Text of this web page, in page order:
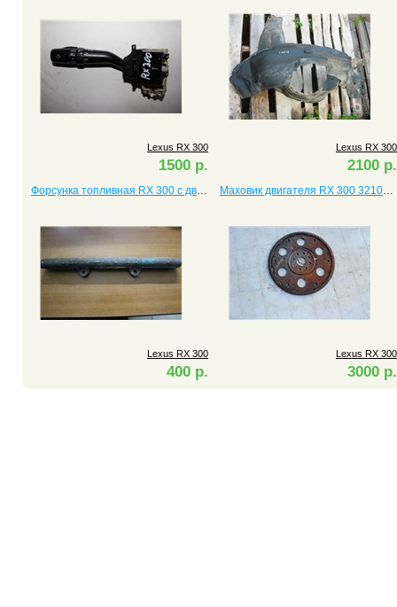
Lexus RX 300
1500 р.
Lexus RX 300
2100 р.
Форсунка топливная RX 300 с двигателем 3.0
Lexus RX 300
400 р.
Маховик двигателя RX 300 3210148010
Lexus RX 300
3000 р.